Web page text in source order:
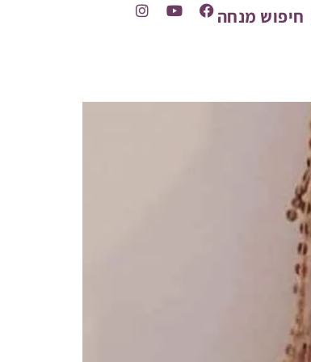
חיפוש מנחה